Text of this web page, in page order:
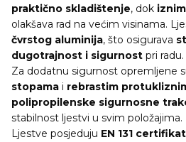
praktično skladištenje, dok
olakšava rad na većim visinama.
čvrstog aluminija, što osigurava
dugotrajnost i sigurnost pri radu.
Za dodatnu sigurnost opremljene
stopama i rebrastim
polipropilenske sigurnosne
stabilnost ljestvi u svim položajima.
Ljestve posjeduju EN 131 certifikat